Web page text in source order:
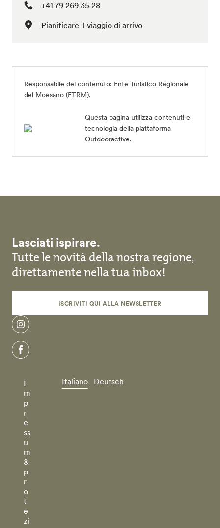
+41 79 269 35 28
Pianificare il viaggio di arrivo
Responsabile del contenuto: Ente Turistico Regionale
del Moesano (ETRM).
Questa pagina utilizza contenuti e
tecnologia della piattaforma
Outdooractive.
Lasciati ispirare.
Tutte le novità della nostra regione,
direttamente nella tua inbox!
ISCRIVITI QUI ALLA NEWSLETTER
instagram
facebook
I
m
p
r
e
ss
u
m
&
p
r
o
t
e
zi
Italiano Deutsch